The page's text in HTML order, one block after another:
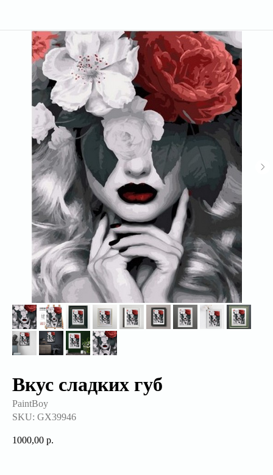
Вкус сладких губ
PaintBoy
SKU: GX39946
1000,00 р.